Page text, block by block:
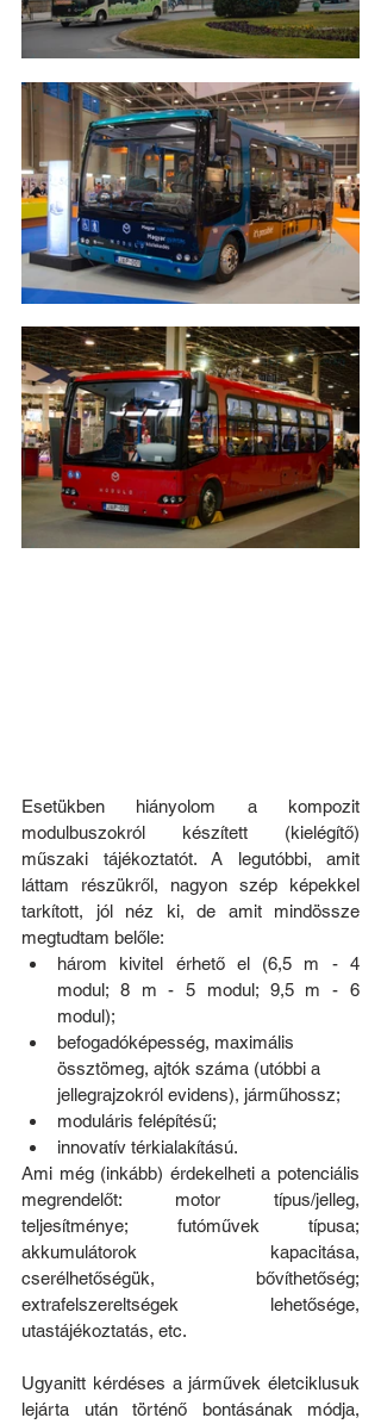
Esetükben hiányolom a kompozit
modulbuszokról készített (kielégítő)
műszaki tájékoztatót. A legutóbbi, amit
láttam részükről, nagyon szép képekkel
tarkított, jól néz ki, de amit mindössze
megtudtam belőle:
három kivitel érhető el (6,5 m - 4
modul; 8 m - 5 modul; 9,5 m - 6
modul);
befogadóképesség, maximális
össztömeg, ajtók száma (utóbbi a
jellegrajzokról evidens), járműhossz;
moduláris felépítésű;
innovatív térkialakítású.
Ami még (inkább) érdekelheti a potenciális
megrendelőt: motor típus/jelleg,
teljesítménye; futóművek típusa;
akkumulátorok kapacitása,
cserélhetőségük, bővíthetőség;
extrafelszereltségek lehetősége,
utastájékoztatás, etc.
Ugyanitt kérdéses a járművek életciklusuk
lejárta után történő bontásának módja,